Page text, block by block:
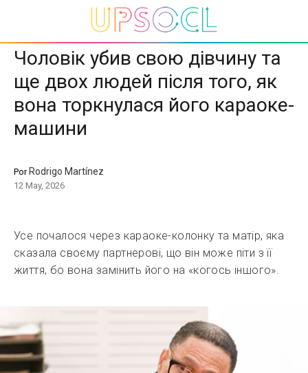
Чоловік убив свою дівчину та
ще двох людей після того, як
вона торкнулася його караоке-
машини
Por Rodrigo Martínez
12 May, 2026
Усе почалося через караоке-колонку та матір, яка
сказала своєму партнерові, що він може піти з її
життя, бо вона замінить його на «когось іншого».